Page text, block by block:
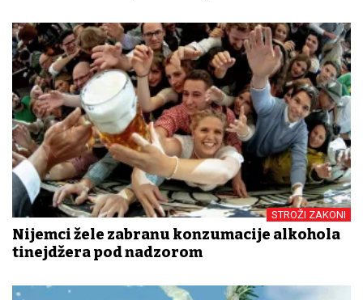
STROŽI ZAKONI
Nijemci žele zabranu konzumacije alkohola
tinejdžera pod nadzorom